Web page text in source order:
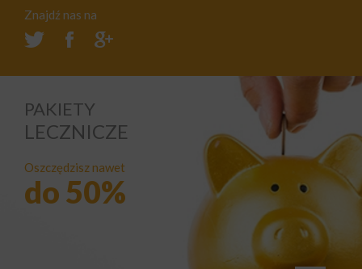
Znajdź nas na
PAKIETY
LECZNICZE
Oszczędzisz nawet
do 50%